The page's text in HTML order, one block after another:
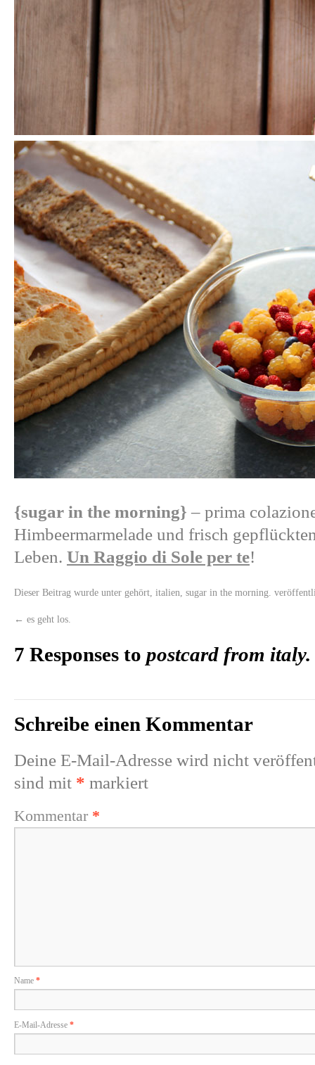
{sugar in the morning} – prima
Himbeermarmelade und frisch
Leben. Un Raggio di Sole per te!
Dieser Beitrag wurde unter gehört italien sugar in the morning.
← es geht los.
7 Responses to postcard from italy.
Schreibe einen Kommentar
Deine E-Mail-Adresse wird nicht
sind mit * markiert
Kommentar *
Name *
E-Mail-Adresse *